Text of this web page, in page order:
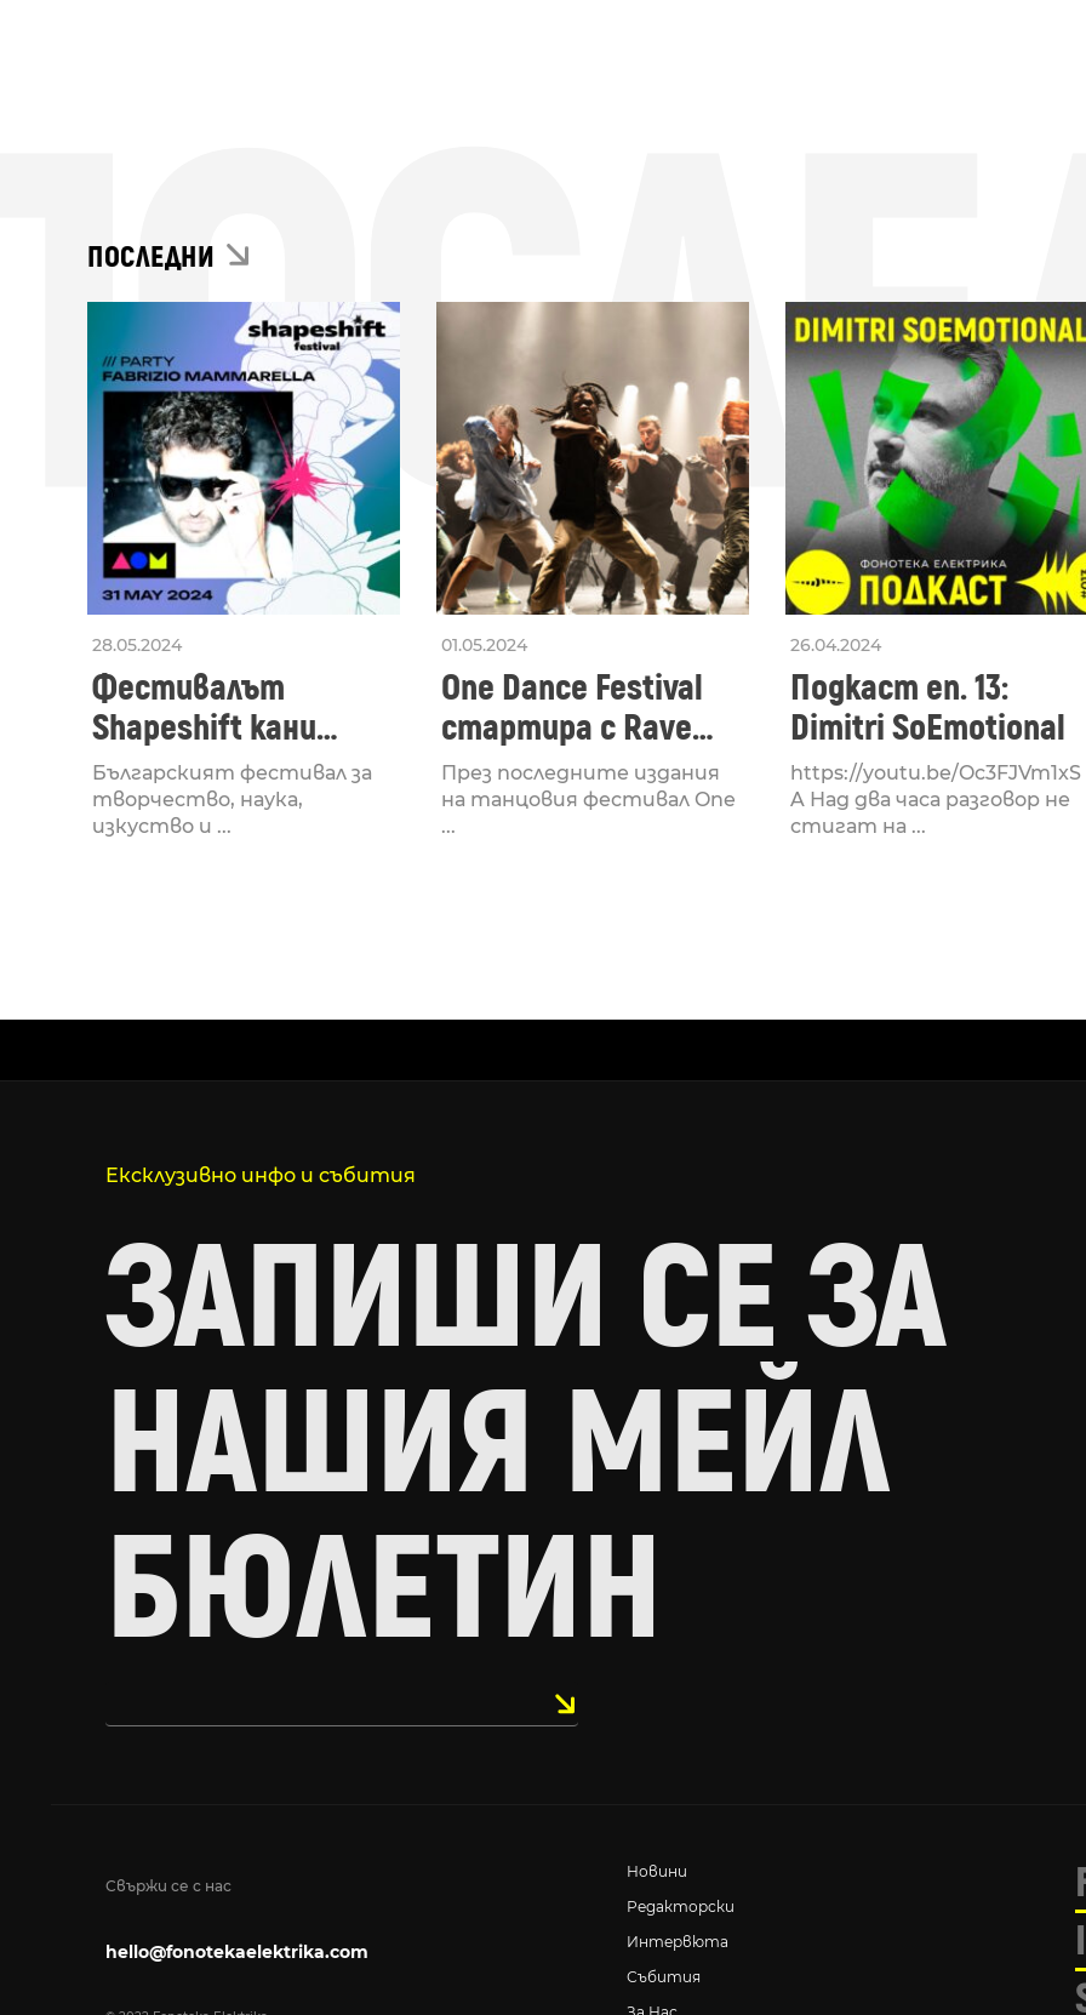
ПОСЛЕДНИ
28.05.2024
Фестивалът
Shapeshift кани
Fabrizio Mammarella
за откриването си
Българският фестивал за
творчество, наука,
изкуство и ...
01.05.2024
One Dance Festival
стартира с Rave
Lucid, посветен на
рейв културата
През последните издания
на танцовия фестивал One
...
26.04.2024
Подкаст еп. 13:
Dimitri SoEmotional
https://youtu.be/Oc3FJVm1xS
A Над два часа разговор не
стигат на ...
Ексклузивно инфо и събития
ЗАПИШИ СЕ ЗА
НАШИЯ МЕЙЛ
БЮЛЕТИН
Свържи се с нас
hello@fonotekaelektrika.com
Новини
Редакторски
Интервюта
Събития